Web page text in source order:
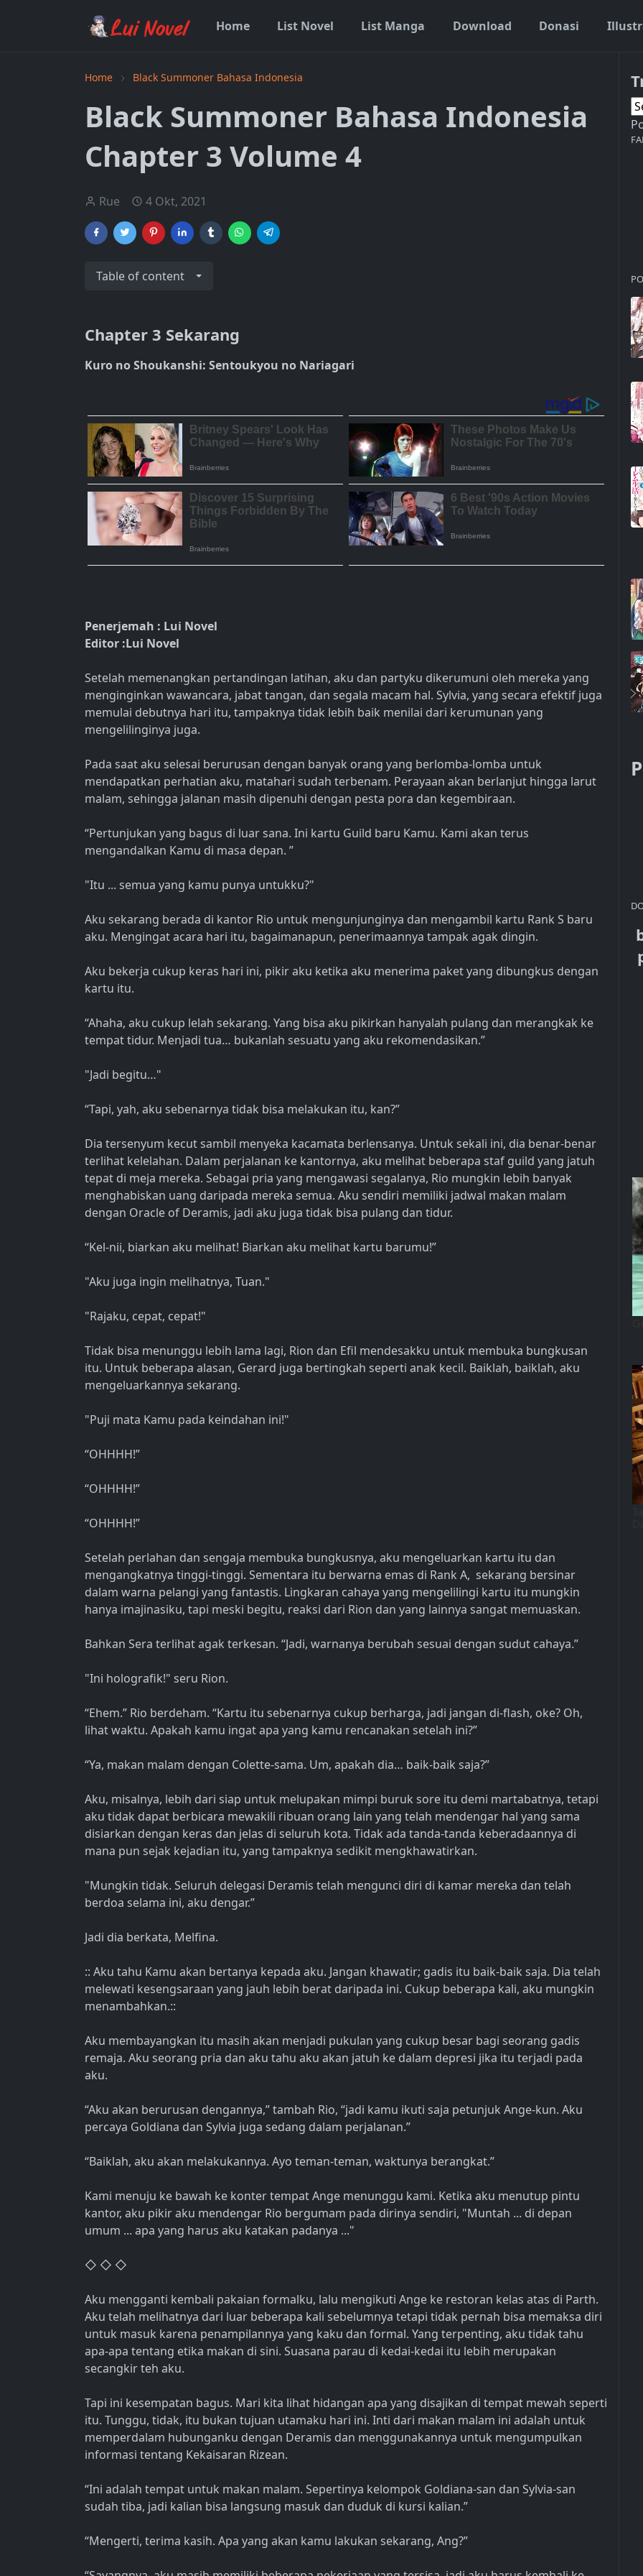
Home List Novel List Manga Download Donasi
Home Black Summoner Bahasa Indonesia
Black Summoner Bahasa Indonesia
Chapter 3 Volume 4
Rue 4 Okt, 2021
Table of content
Chapter 3 Sekarang
Kuro no Shoukanshi: Sentoukyou no Nariagari
Penerjemah : Lui Novel
Editor :Lui Novel
Setelah memenangkan pertandingan latihan, aku dan partyku dikerumuni oleh mereka yang
menginginkan wawancara, jabat tangan, dan segala macam hal. Sylvia, yang secara efektif juga
memulai debutnya hari itu, tampaknya tidak lebih baik menilai dari kerumunan yang
mengelilinginya juga.
Pada saat aku selesai berurusan dengan banyak orang yang berlomba-lomba untuk
mendapatkan perhatian aku, matahari sudah terbenam. Perayaan akan berlanjut hingga larut
malam, sehingga jalanan masih dipenuhi dengan pesta pora dan kegembiraan.
“Pertunjukan yang bagus di luar sana. Ini kartu Guild baru Kamu. Kami akan terus
mengandalkan Kamu di masa depan. ”
"Itu ... semua yang kamu punya untukku?"
Aku sekarang berada di kantor Rio untuk mengunjunginya dan mengambil kartu Rank S baru
aku. Mengingat acara hari itu, bagaimanapun, penerimaannya tampak agak dingin.
Aku bekerja cukup keras hari ini, pikir aku ketika aku menerima paket yang dibungkus dengan
kartu itu.
“Ahaha, aku cukup lelah sekarang. Yang bisa aku pikirkan hanyalah pulang dan merangkak ke
tempat tidur. Menjadi tua… bukanlah sesuatu yang aku rekomendasikan.”
"Jadi begitu…"
“Tapi, yah, aku sebenarnya tidak bisa melakukan itu, kan?”
Dia tersenyum kecut sambil menyeka kacamata berlensanya. Untuk sekali ini, dia benar-benar
terlihat kelelahan. Dalam perjalanan ke kantornya, aku melihat beberapa staf guild yang jatuh
tepat di meja mereka. Sebagai pria yang mengawasi segalanya, Rio mungkin lebih banyak
menghabiskan uang daripada mereka semua. Aku sendiri memiliki jadwal makan malam
dengan Oracle of Deramis, jadi aku juga tidak bisa pulang dan tidur.
“Kel-nii, biarkan aku melihat! Biarkan aku melihat kartu barumu!”
"Aku juga ingin melihatnya, Tuan."
"Rajaku, cepat, cepat!"
Tidak bisa menunggu lebih lama lagi, Rion dan Efil mendesakku untuk membuka bungkusan
itu. Untuk beberapa alasan, Gerard juga bertingkah seperti anak kecil. Baiklah, baiklah, aku
mengeluarkannya sekarang.
"Puji mata Kamu pada keindahan ini!"
“OHHHH!”
“OHHHH!”
“OHHHH!”
Setelah perlahan dan sengaja membuka bungkusnya, aku mengeluarkan kartu itu dan
mengangkatnya tinggi-tinggi. Sementara itu berwarna emas di Rank A, sekarang bersinar
dalam warna pelangi yang fantastis. Lingkaran cahaya yang mengelilingi kartu itu mungkin
hanya imajinasiku, tapi meski begitu, reaksi dari Rion dan yang lainnya sangat memuaskan.
Bahkan Sera terlihat agak terkesan. “Jadi, warnanya berubah sesuai dengan sudut cahaya.”
"Ini holografik!" seru Rion.
“Ehem.” Rio berdeham. “Kartu itu sebenarnya cukup berharga, jadi jangan di-flash, oke? Oh,
lihat waktu. Apakah kamu ingat apa yang kamu rencanakan setelah ini?”
“Ya, makan malam dengan Colette-sama. Um, apakah dia… baik-baik saja?”
Aku, misalnya, lebih dari siap untuk melupakan mimpi buruk sore itu demi martabatnya, tetapi
aku tidak dapat berbicara mewakili ribuan orang lain yang telah mendengar hal yang sama
disiarkan dengan keras dan jelas di seluruh kota. Tidak ada tanda-tanda keberadaannya di
mana pun sejak kejadian itu, yang tampaknya sedikit mengkhawatirkan.
"Mungkin tidak. Seluruh delegasi Deramis telah mengunci diri di kamar mereka dan telah
berdoa selama ini, aku dengar.”
Jadi dia berkata, Melfina.
:: Aku tahu Kamu akan bertanya kepada aku. Jangan khawatir; gadis itu baik-baik saja. Dia telah
melewati kesengsaraan yang jauh lebih berat daripada ini. Cukup beberapa kali, aku mungkin
menambahkan.::
Aku membayangkan itu masih akan menjadi pukulan yang cukup besar bagi seorang gadis
remaja. Aku seorang pria dan aku tahu aku akan jatuh ke dalam depresi jika itu terjadi pada
aku.
“Aku akan berurusan dengannya,” tambah Rio, “jadi kamu ikuti saja petunjuk Ange-kun. Aku
percaya Goldiana dan Sylvia juga sedang dalam perjalanan.”
“Baiklah, aku akan melakukannya. Ayo teman-teman, waktunya berangkat.”
Kami menuju ke bawah ke konter tempat Ange menunggu kami. Ketika aku menutup pintu
kantor, aku pikir aku mendengar Rio bergumam pada dirinya sendiri, "Muntah ... di depan
umum ... apa yang harus aku katakan padanya ..."
◇ ◇ ◇
Aku mengganti kembali pakaian formalku, lalu mengikuti Ange ke restoran kelas atas di Parth.
Aku telah melihatnya dari luar beberapa kali sebelumnya tetapi tidak pernah bisa memaksa diri
untuk masuk karena penampilannya yang kaku dan formal. Yang terpenting, aku tidak tahu
apa-apa tentang etika makan di sini. Suasana parau di kedai-kedai itu lebih merupakan
secangkir teh aku.
Tapi ini kesempatan bagus. Mari kita lihat hidangan apa yang disajikan di tempat mewah seperti
itu. Tunggu, tidak, itu bukan tujuan utamaku hari ini. Inti dari makan malam ini adalah untuk
memperdalam hubunganku dengan Deramis dan menggunakannya untuk mengumpulkan
informasi tentang Kekaisaran Rizean.
“Ini adalah tempat untuk makan malam. Sepertinya kelompok Goldiana-san dan Sylvia-san
sudah tiba, jadi kalian bisa langsung masuk dan duduk di kursi kalian.”
“Mengerti, terima kasih. Apa yang akan kamu lakukan sekarang, Ang?”